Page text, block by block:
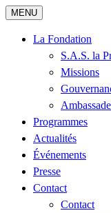
MENU
La Fondation
S.A.S. la
Missions
Programmes
Actualités
Événements
Presse
Contact
Contact